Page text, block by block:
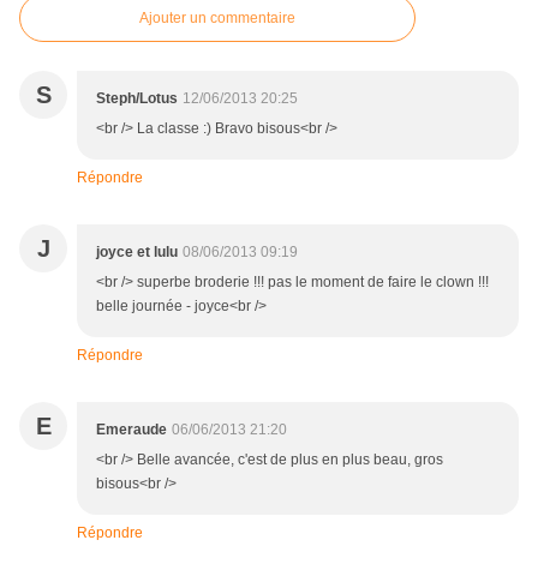
Ajouter un commentaire
S Steph/Lotus 12/06/2013 20:25
<br /> La classe :) Bravo bisous<br />
Répondre
J joyce et lulu 08/06/2013 09:19
<br /> superbe broderie !!! pas le moment de faire le clown !!!
belle journée - joyce<br />
Répondre
E Emeraude 06/06/2013 21:20
<br /> Belle avancée, c'est de plus en plus beau, gros
bisous<br />
Répondre